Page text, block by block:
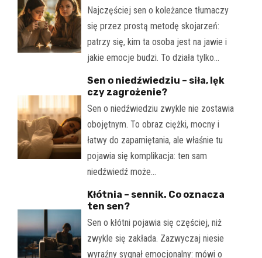
Najczęściej sen o koleżance tłumaczy
się przez prostą metodę skojarzeń:
patrzy się, kim ta osoba jest na jawie i
jakie emocje budzi. To działa tylko…
Sen o niedźwiedziu – siła, lęk
czy zagrożenie?
Sen o niedźwiedziu zwykle nie zostawia
obojętnym. To obraz ciężki, mocny i
łatwy do zapamiętania, ale właśnie tu
pojawia się komplikacja: ten sam
niedźwiedź może…
Kłótnia – sennik. Co oznacza
ten sen?
Sen o kłótni pojawia się częściej, niż
zwykle się zakłada. Zazwyczaj niesie
wyraźny sygnał emocjonalny: mówi o